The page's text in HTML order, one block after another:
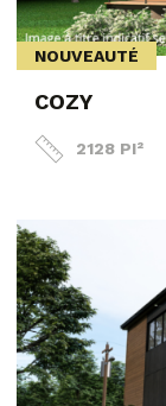
NOUVEAUTÉ
COZY
2128 PI²